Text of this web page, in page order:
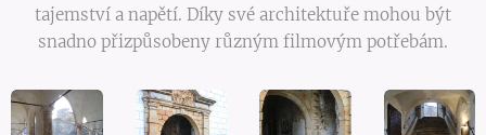
tajemství a napětí. Díky své architektuře mohou být
snadno přizpůsobeny různým filmovým potřebám.